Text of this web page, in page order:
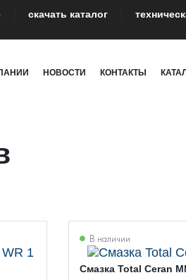
cкачать каталог
НОВОСТИ КОНТАКТЫ
В наличии
Смазка Total Ceran